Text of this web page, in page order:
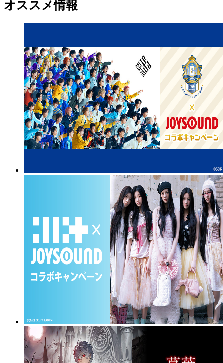
オススメ情報